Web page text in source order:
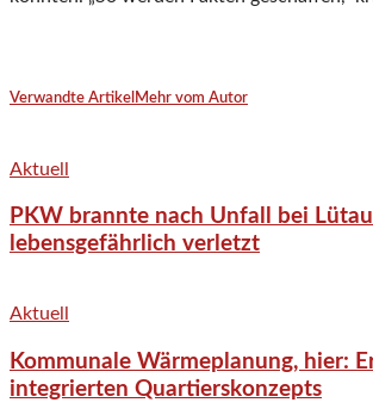
Verwandte Artikel Mehr vom Autor
Aktuell
PKW brannte nach Unfall bei
lebensgefährlich verletzt
Aktuell
Kommunale Wärmeplanung, hier:
integrierten Quartierskonzepts